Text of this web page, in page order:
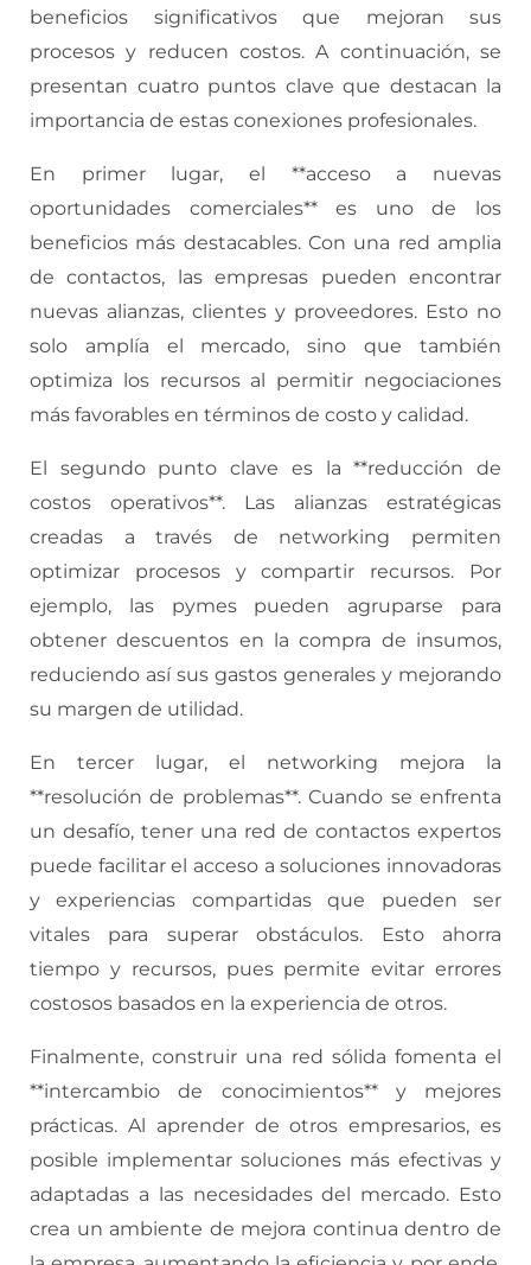
beneficios significativos que mejoran sus
procesos y reducen costos. A continuación, se
presentan cuatro puntos clave que destacan la
importancia de estas conexiones profesionales.
En primer lugar, el **acceso a nuevas
oportunidades comerciales** es uno de los
beneficios más destacables. Con una red amplia
de contactos, las empresas pueden encontrar
nuevas alianzas, clientes y proveedores. Esto no
solo amplía el mercado, sino que también
optimiza los recursos al permitir negociaciones
más favorables en términos de costo y calidad.
El segundo punto clave es la **reducción de
costos operativos**. Las alianzas estratégicas
creadas a través de networking permiten
optimizar procesos y compartir recursos. Por
ejemplo, las pymes pueden agruparse para
obtener descuentos en la compra de insumos,
reduciendo así sus gastos generales y mejorando
su margen de utilidad.
En tercer lugar, el networking mejora la
**resolución de problemas**. Cuando se enfrenta
un desafío, tener una red de contactos expertos
puede facilitar el acceso a soluciones innovadoras
y experiencias compartidas que pueden ser
vitales para superar obstáculos. Esto ahorra
tiempo y recursos, pues permite evitar errores
costosos basados en la experiencia de otros.
Finalmente, construir una red sólida fomenta el
**intercambio de conocimientos** y mejores
prácticas. Al aprender de otros empresarios, es
posible implementar soluciones más efectivas y
adaptadas a las necesidades del mercado. Esto
crea un ambiente de mejora continua dentro de